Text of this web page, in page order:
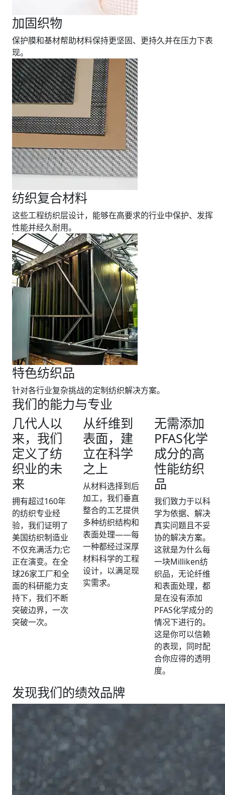
加固织物
保护膜和基材帮助材料保持更坚固、更持久并在压力下表
现。
纺织复合材料
这些工程纺织层设计，能够在高要求的行业中保护、发挥
性能并经久耐用。
特色纺织品
针对各行业复杂挑战的定制纺织解决方案。
我们的能力与专业
几代人以
来，我们
定义了纺
织业的未
来
拥有超过160年
的纺织专业经
验，我们证明了
美国纺织制造业
不仅充满活力;它
正在演变。在全
球26家工厂和全
面的科研能力支
持下，我们不断
突破边界，一次
突破一次。
从纤维到
表面，建
立在科学
之上
从材料选择到后
加工，我们垂直
整合的工艺提供
多种纺织结构和
表面处理——每
一种都经过深厚
材料科学的工程
设计，以满足现
实需求。
无需添加
PFAS化学
成分的高
性能纺织
品
我们致力于以科
学为依据、解决
真实问题且不妥
协的解决方案。
这就是为什么每
一块Milliken纺
织品，无论纤维
和表面处理，都
是在没有添加
PFAS化学成分的
情况下进行的。
这是你可以信赖
的表现，同时配
合你应得的透明
度。
发现我们的绩效品牌